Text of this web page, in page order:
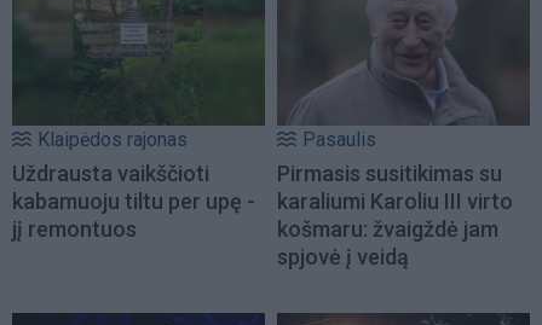
Klaipėdos rajonas
Uždrausta vaikščioti
kabamuoju tiltu per upę -
jį remontuos
Pasaulis
Pirmasis susitikimas su
karaliumi Karoliu III virto
košmaru: žvaigždė jam
spjovė į veidą